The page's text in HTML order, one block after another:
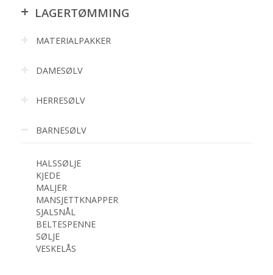
+ LAGERTØMMING
MATERIALPAKKER
DAMESØLV
HERRESØLV
BARNESØLV
HALSSØLJE
KJEDE
MALJER
MANSJETTKNAPPER
SJALSNÅL
BELTESPENNE
SØLJE
VESKELÅS